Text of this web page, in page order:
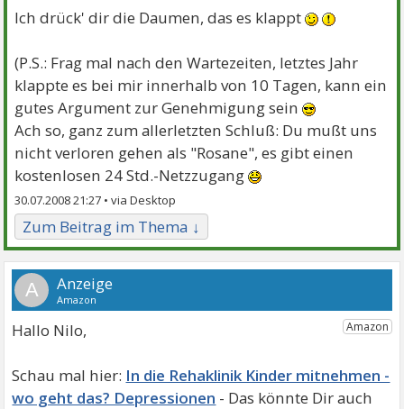
Ich drück' dir die Daumen, das es klappt
(P.S.: Frag mal nach den Wartezeiten, letztes Jahr
klappte es bei mir innerhalb von 10 Tagen, kann ein
gutes Argument zur Genehmigung sein
Ach so, ganz zum allerletzten Schluß: Du mußt uns
nicht verloren gehen als "Rosane", es gibt einen
kostenlosen 24 Std.-Netzzugang
30.07.2008 21:27 •
Zum Beitrag im Thema ↓
A
Hallo Nilo,
In die Rehaklinik Kinder mitnehmen -
wo geht das? Depressionen